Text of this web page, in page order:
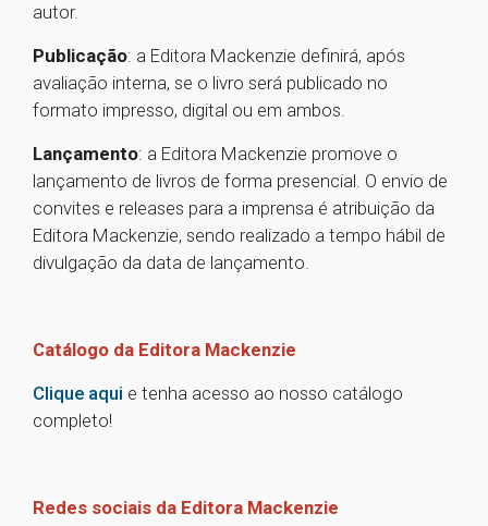
autor.
Publicação: a Editora Mackenzie definirá, após
avaliação interna, se o livro será publicado no
formato impresso, digital ou em ambos.
Lançamento: a Editora Mackenzie promove o
lançamento de livros de forma presencial. O envio de
convites e releases para a imprensa é atribuição da
Editora Mackenzie, sendo realizado a tempo hábil de
divulgação da data de lançamento.
Catálogo da Editora Mackenzie
Clique aqui e tenha acesso ao nosso catálogo
completo!
Redes sociais da Editora Mackenzie